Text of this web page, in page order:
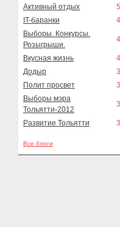
Активный отдых
IT-баранки
Выборы. Конкурсы.
Розыгрыши.
Вкусная жизнь
Додыр
Полит просвет
Выборы мэра
Тольятти-2012
Развитие Тольятти
Все блоги